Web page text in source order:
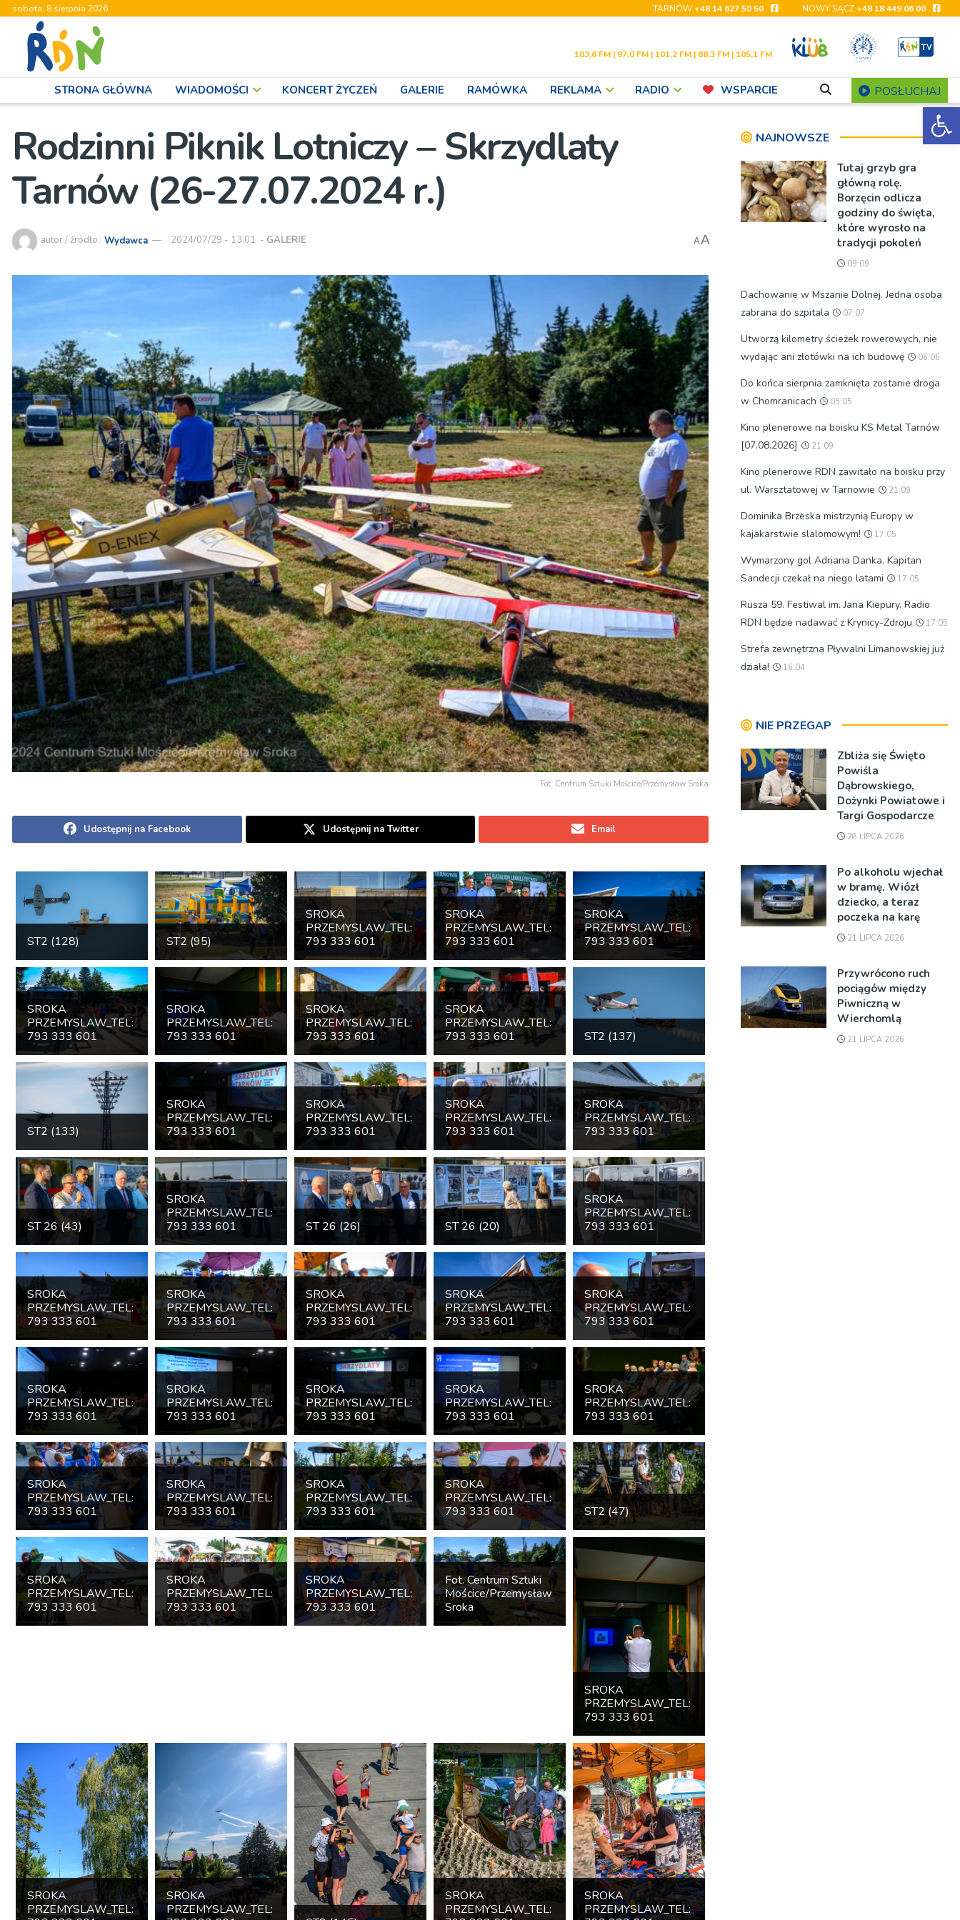
sobota, 8 sierpnia 2026 TARNÓW+48 14 627 50 50 NOWY SĄCZ+48 18 449 06 00
103,6 FM | 97,0 FM | 101,2 FM | 88,3 FM | 105,1 FM
STRONA GŁÓWNA WIADOMOŚCI KONCERT ŻYCZEŃ GALERIE RAMÓWKA REKLAMA RADIO WSPARCIE POSŁUCHAJ
Rodzinni Piknik Lotniczy – Skrzydlaty
Tarnów (26-27.07.2024 r.)
autor / źródło: Wydawca 2024/07/29 - 13:01 - GALERIE AA
Fot. Centrum Sztuki Mościce/Przemysław Sroka
Udostępnij na Facebook Udostępnij na Twitter Email
ST2 (128) ST2 (95)
SROKA
PRZEMYSLAW_TEL:
793 333 601
SROKA
PRZEMYSLAW_TEL:
793 333 601
SROKA
PRZEMYSLAW_TEL:
793 333 601
SROKA
PRZEMYSLAW_TEL:
793 333 601
SROKA
PRZEMYSLAW_TEL:
793 333 601
SROKA
PRZEMYSLAW_TEL:
793 333 601
SROKA
PRZEMYSLAW_TEL:
793 333 601
ST2 (137)
ST2 (133)
SROKA
PRZEMYSLAW_TEL:
793 333 601
SROKA
PRZEMYSLAW_TEL:
793 333 601
SROKA
PRZEMYSLAW_TEL:
793 333 601
SROKA
PRZEMYSLAW_TEL:
793 333 601
ST 26 (43)
SROKA
PRZEMYSLAW_TEL:
793 333 601
ST 26 (26) ST 26 (20)
SROKA
PRZEMYSLAW_TEL:
793 333 601
SROKA
PRZEMYSLAW_TEL:
793 333 601
SROKA
PRZEMYSLAW_TEL:
793 333 601
SROKA
PRZEMYSLAW_TEL:
793 333 601
SROKA
PRZEMYSLAW_TEL:
793 333 601
SROKA
PRZEMYSLAW_TEL:
793 333 601
SROKA
PRZEMYSLAW_TEL:
793 333 601
SROKA
PRZEMYSLAW_TEL:
793 333 601
SROKA
PRZEMYSLAW_TEL:
793 333 601
SROKA
PRZEMYSLAW_TEL:
793 333 601
SROKA
PRZEMYSLAW_TEL:
793 333 601
SROKA
PRZEMYSLAW_TEL:
793 333 601
SROKA
PRZEMYSLAW_TEL:
793 333 601
SROKA
PRZEMYSLAW_TEL:
793 333 601
SROKA
PRZEMYSLAW_TEL:
793 333 601
ST2 (47)
SROKA
PRZEMYSLAW_TEL:
793 333 601
SROKA
PRZEMYSLAW_TEL:
793 333 601
SROKA
PRZEMYSLAW_TEL:
793 333 601
Fot. Centrum Sztuki
Mościce/Przemysław
Sroka
SROKA
PRZEMYSLAW_TEL:
793 333 601
SROKA
PRZEMYSLAW_TEL:
SROKA
PRZEMYSLAW_TEL:
SROKA
PRZEMYSLAW_TEL:
SROKA
PRZEMYSLAW_TEL:
NAJNOWSZE
Tutaj grzyb gra
główną rolę.
Borzęcin odlicza
godziny do święta,
które wyrosło na
tradycji pokoleń
09:09
Dachowanie w Mszanie Dolnej. Jedna osoba
zabrana do szpitala
07:07
Utworzą kilometry ścieżek rowerowych, nie
wydając ani złotówki na ich budowę
06:06
Do końca sierpnia zamknięta zostanie droga
w Chomranicach
05:05
Kino plenerowe na boisku KS Metal Tarnów
[07.08.2026]
21:09
Kino plenerowe RDN zawitało na boisku przy
ul. Warsztatowej w Tarnowie
21:09
Dominika Brzeska mistrzynią Europy w
kajakarstwie slalomowym!
17:05
Wymarzony gol Adriana Danka. Kapitan
Sandecji czekał na niego latami
17:05
Rusza 59. Festiwal im. Jana Kiepury. Radio
RDN będzie nadawać z Krynicy-Zdroju
17:05
Strefa zewnętrzna Pływalni Limanowskiej już
działa!
16:04
NIE PRZEGAP
Zbliża się Święto
Powiśla
Dąbrowskiego,
Dożynki Powiatowe i
Targi Gospodarcze
28 LIPCA 2026
Po alkoholu wjechał
w bramę. Wiózł
dziecko, a teraz
poczeka na karę
21 LIPCA 2026
Przywrócono ruch
pociągów między
Piwniczną w
Wierchomlą
21 LIPCA 2026